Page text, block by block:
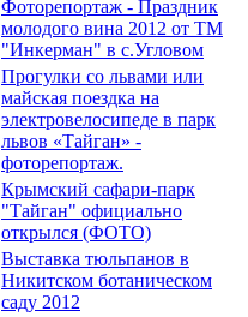
Фоторепортаж - Праздник
молодого вина 2012 от ТМ
"Инкерман" в с.Угловом
Прогулки cо львами или
майская поездка на
электровелосипеде в парк
львов «Тайган» -
фоторепортаж.
Крымский сафари-парк
"Тайган" официально
открылся (ФОТО)
Выставка тюльпанов в
Никитском ботаническом
саду 2012